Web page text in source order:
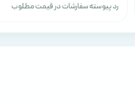
رد پیوسته سفارشات در قیمت مطلوب